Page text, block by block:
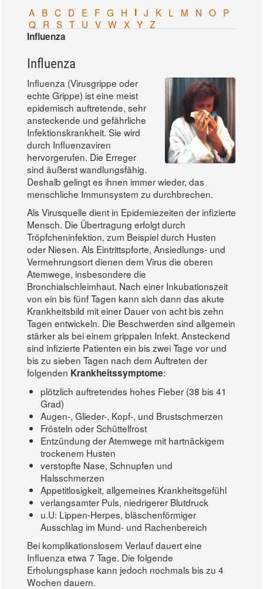
A B C D E F G H I J K L M N O P
Q R S T U V W X Y Z
Influenza
Influenza
Influenza (Virusgrippe oder
echte Grippe) ist eine meist
epidemisch auftretende, sehr
ansteckende und gefährliche
Infektionskrankheit. Sie wird
durch Influenzaviren
hervorgerufen. Die Erreger
sind äußerst wandlungsfähig.
Deshalb gelingt es ihnen immer wieder, das
menschliche Immunsystem zu durchbrechen.
Als Virusquelle dient in Epidemiezeiten der infizierte
Mensch. Die Übertragung erfolgt durch
Tröpfcheninfektion, zum Beispiel durch Husten
oder Niesen. Als Eintrittspforte, Ansiedlungs- und
Vermehrungsort dienen dem Virus die oberen
Atemwege, insbesondere die
Bronchialschleimhaut. Nach einer Inkubationszeit
von ein bis fünf Tagen kann sich dann das akute
Krankheitsbild mit einer Dauer von acht bis zehn
Tagen entwickeln. Die Beschwerden sind allgemein
stärker als bei einem grippalen Infekt. Ansteckend
sind infizierte Patienten ein bis zwei Tage vor und
bis zu sieben Tagen nach dem Auftreten der
folgenden Krankheitssymptome:
plötzlich auftretendes hohes Fieber (38 bis 41
Grad)
Augen-, Glieder-, Kopf-, und Brustschmerzen
Frösteln oder Schüttelfrost
Entzündung der Atemwege mit hartnäckigem
trockenem Husten
verstopfte Nase, Schnupfen und
Halsschmerzen
Appetitlosigkeit, allgemeines Krankheitsgefühl
verlangsamter Puls, niedrigerer Blutdruck
u.U: Lippen-Herpes, bläschenförmiger
Ausschlag im Mund- und Rachenbereich
Bei komplikationslosem Verlauf dauert eine
Influenza etwa 7 Tage. Die folgende
Erholungsphase kann jedoch nochmals bis zu 4
Wochen dauern.